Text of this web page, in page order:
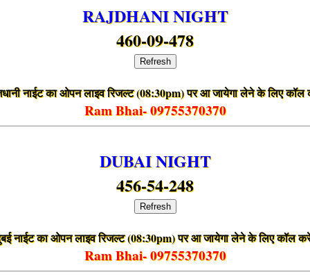
RAJDHANI NIGHT
460-09-478
Refresh
नाईट का ओपन लाइव रिजल्ट (08:30pm) पर आ जायेगा लेने के लिए कॉल
Ram Bhai- 09755370370
DUBAI NIGHT
456-54-248
Refresh
नाईट का ओपन लाइव रिजल्ट (08:30pm) पर आ जायेगा लेने के लिए कॉल
Ram Bhai- 09755370370